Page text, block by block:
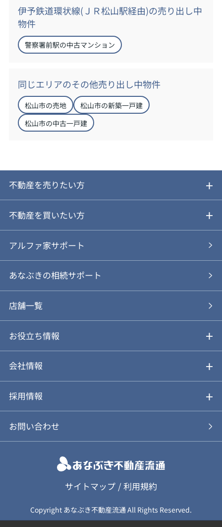
伊予鉄道環状線(ＪＲ松山駅経由)の売り出し中
物件
警察署前駅の中古マンション
同じエリアのその他売り出し中物件
松山市の売地
松山市の新築一戸建
松山市の中古一戸建
不動産を売りたい方
ご売却ガイド
ご売却の流れ
あなぶきの仲介
あなぶきの買取
仲介と買取のメリット・デメリット
動画やパンフレットで見る
不動産を買いたい方
ご購入ガイド
物件を探す
購入の流れ
購入前も後も安心サポート
お気に入り
アルファ家サポート
あなぶきの相続サポート
店舗一覧
お役立ち情報
不動産Q&A
アルファジャーナル
会社情報
会社概要
スタッフ紹介
個人情報保護方針
カスタマーハラスメント基本方針
保険募集（勧誘）方針
採用情報
新卒採用について
キャリア採用について
応募に関する個人情報取扱について
お問い合わせ
サイトマップ /利用規約
Copyright あなぶき不動産流通 All Rights Reserved.